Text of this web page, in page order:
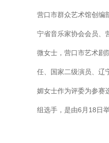
营口市群众艺术馆创编
宁省音乐家协会会员、
微女士，营口市艺术剧
任、国家二级演员、辽
媚女士作为评委为参赛
组选手，是由6月18日